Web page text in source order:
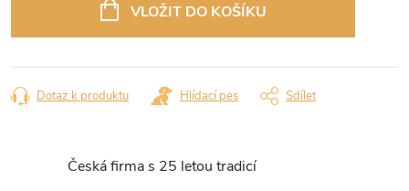
VLOŽIT DO KOŠÍKU
Dotaz k produktu Hlídací pes Sdílet
Česká firma s 25 letou tradicí